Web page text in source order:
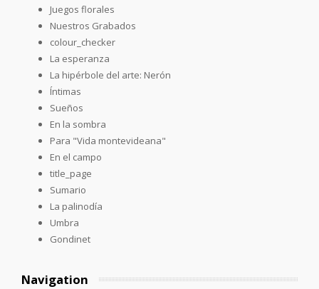
Juegos florales
Nuestros Grabados
colour_checker
La esperanza
La hipérbole del arte: Nerón
Íntimas
Sueños
En la sombra
Para "Vida montevideana"
En el campo
title_page
Sumario
La palinodía
Umbra
Gondinet
Navigation